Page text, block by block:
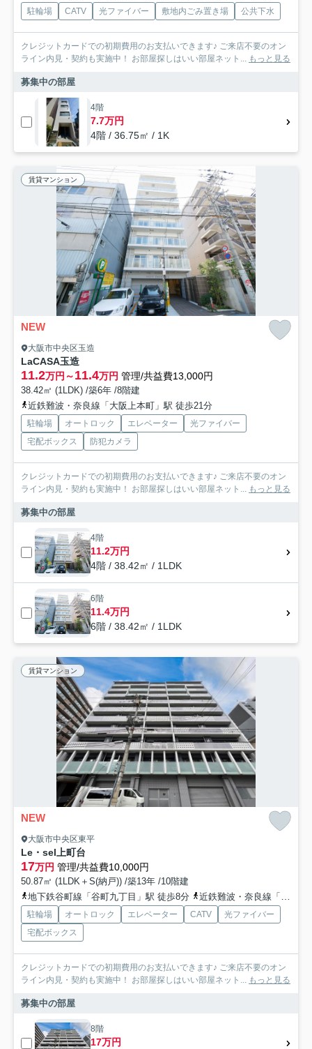
駐輪場 CATV 光ファイバー 敷地内ごみ置き場 公共下水
クレジットカードでの初期費用のお支払いできます♪ ご来店不要のオン
ライン内見・契約も実施中！ お部屋探しはいい部屋ネット... もっと見る
募集中の部屋
4階
7.7万円
4階 / 36.75㎡ / 1K
賃貸マンション
NEW
大阪市中央区玉造
LaCASA玉造
11.2万円～11.4万円 管理/共益費13,000円
38.42㎡ (1LDK) /築6年 /8階建
近鉄難波・奈良線「大阪上本町」駅 徒歩21分
駐輪場 オートロック エレベーター
光ファイバー
宅配ボックス
防犯カメラ
クレジットカードでの初期費用のお支払いできます♪ ご来店不要のオン
ライン内見・契約も実施中！ お部屋探しはいい部屋ネット... もっと見る
募集中の部屋
4階
11.2万円
4階 / 38.42㎡ / 1LDK
6階
11.4万円
6階 / 38.42㎡ / 1LDK
賃貸マンション
NEW
大阪市中央区東平
Le・sel上町台
17万円 管理/共益費10,000円
50.87㎡ (1LDK＋S(納戸)) /築13年 /10階建
地下鉄谷町線「谷町九丁目」駅 徒歩8分
近鉄難波・奈良線「大阪上本町」駅 徒歩9分
駐輪場 オートロック エレベーター CATV
光ファイバー
宅配ボックス
クレジットカードでの初期費用のお支払いできます♪ ご来店不要のオン
ライン内見・契約も実施中！ お部屋探しはいい部屋ネット... もっと見る
募集中の部屋
8階
17万円